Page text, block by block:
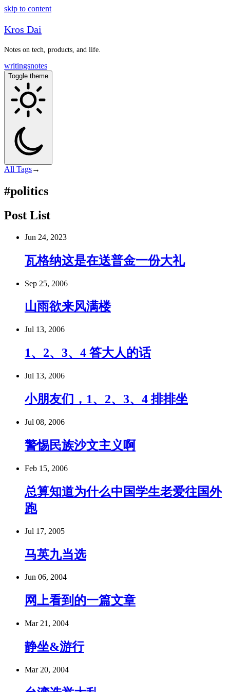
skip to content
Kros Dai
Notes on tech, products, and life.
writingsnotes
Toggle theme
All Tags→
#politics
Post List
Jun 24, 2023
瓦格纳这是在送普金一份大礼
Sep 25, 2006
山雨欲来风满楼
Jul 13, 2006
1、2、3、4 答大人的话
Jul 13, 2006
小朋友们，1、2、3、4 排排坐
Jul 08, 2006
警惕民族沙文主义啊
Feb 15, 2006
总算知道为什么中国学生老爱往国外
跑
Jul 17, 2005
马英九当选
Jun 06, 2004
网上看到的一篇文章
Mar 21, 2004
静坐&游行
Mar 20, 2004